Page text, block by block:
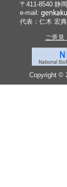
〒411-8540 静
e-mail:
代表：仁木 宏典
ご意見
Copyright ©